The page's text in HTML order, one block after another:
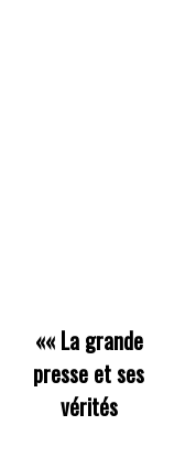
«« La grande
presse et ses
vérités